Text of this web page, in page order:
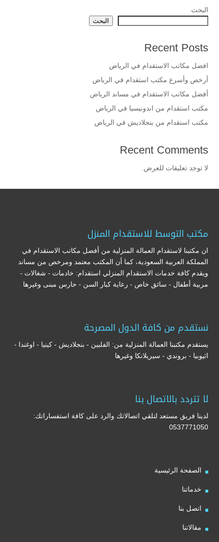
البحث
البحث
Recent Posts
افضل مكاتب الاستقدام في الرياض
أرخص وأسرع مكتب استقدام في الرياض
أفضل مكاتب الاستقدام في مساند الرياض
مكتب استقدام من اندونيسيا في الرياض
مكتب استقدام من بنجلاديش في الرياض
Recent Comments
لا توجد تعليقات للعرض.
مكتب التوسط للاستقدام المنزل
ان مكتبنا لاستقدام العمالة المنزلية من أفضل مكاتب الاستقدام في
المملكة العربية السعودية، كما أن المكتب معتمد ومرخص من مساند
ويقدم كافة خدمات الاستقدام المنزلي استقدام: خادمات - شغالات -
مربية أطفال - سائق خاص - رعاية كبار السن - حارس مبنى وغيرها
نستقدم من كافة الدول المصرحة
يستقدم مكتبنا العمالة المنزلية من: الفلبين - بنجلاديش - كينيا - اوغندا -
اثيوبيا - بروندي - سيريلانكا وغيرها
لا تتردد بالاتصال بنا
لدينا فريق مستعد لتلقي اتصالاتك والرد على كافة استفساراتك:
0537771050
الصفحة الرئيسية
خدماتنا
اتصل بنا
مقالاتنا